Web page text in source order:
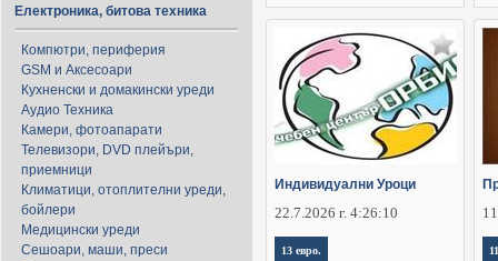
Електроника, битова техника
Компютри, периферия
GSM и Аксесоари
Кухненски и домакински уреди
Аудио Техника
Камери, фотоапарати
Телевизори, DVD плейъри,
приемници
Климатици, отоплителни уреди,
бойлери
Медицински уреди
Сешоари, маши, преси
Индивидуални Уроци
22.7.2026 г. 4:26:10
13 евро.